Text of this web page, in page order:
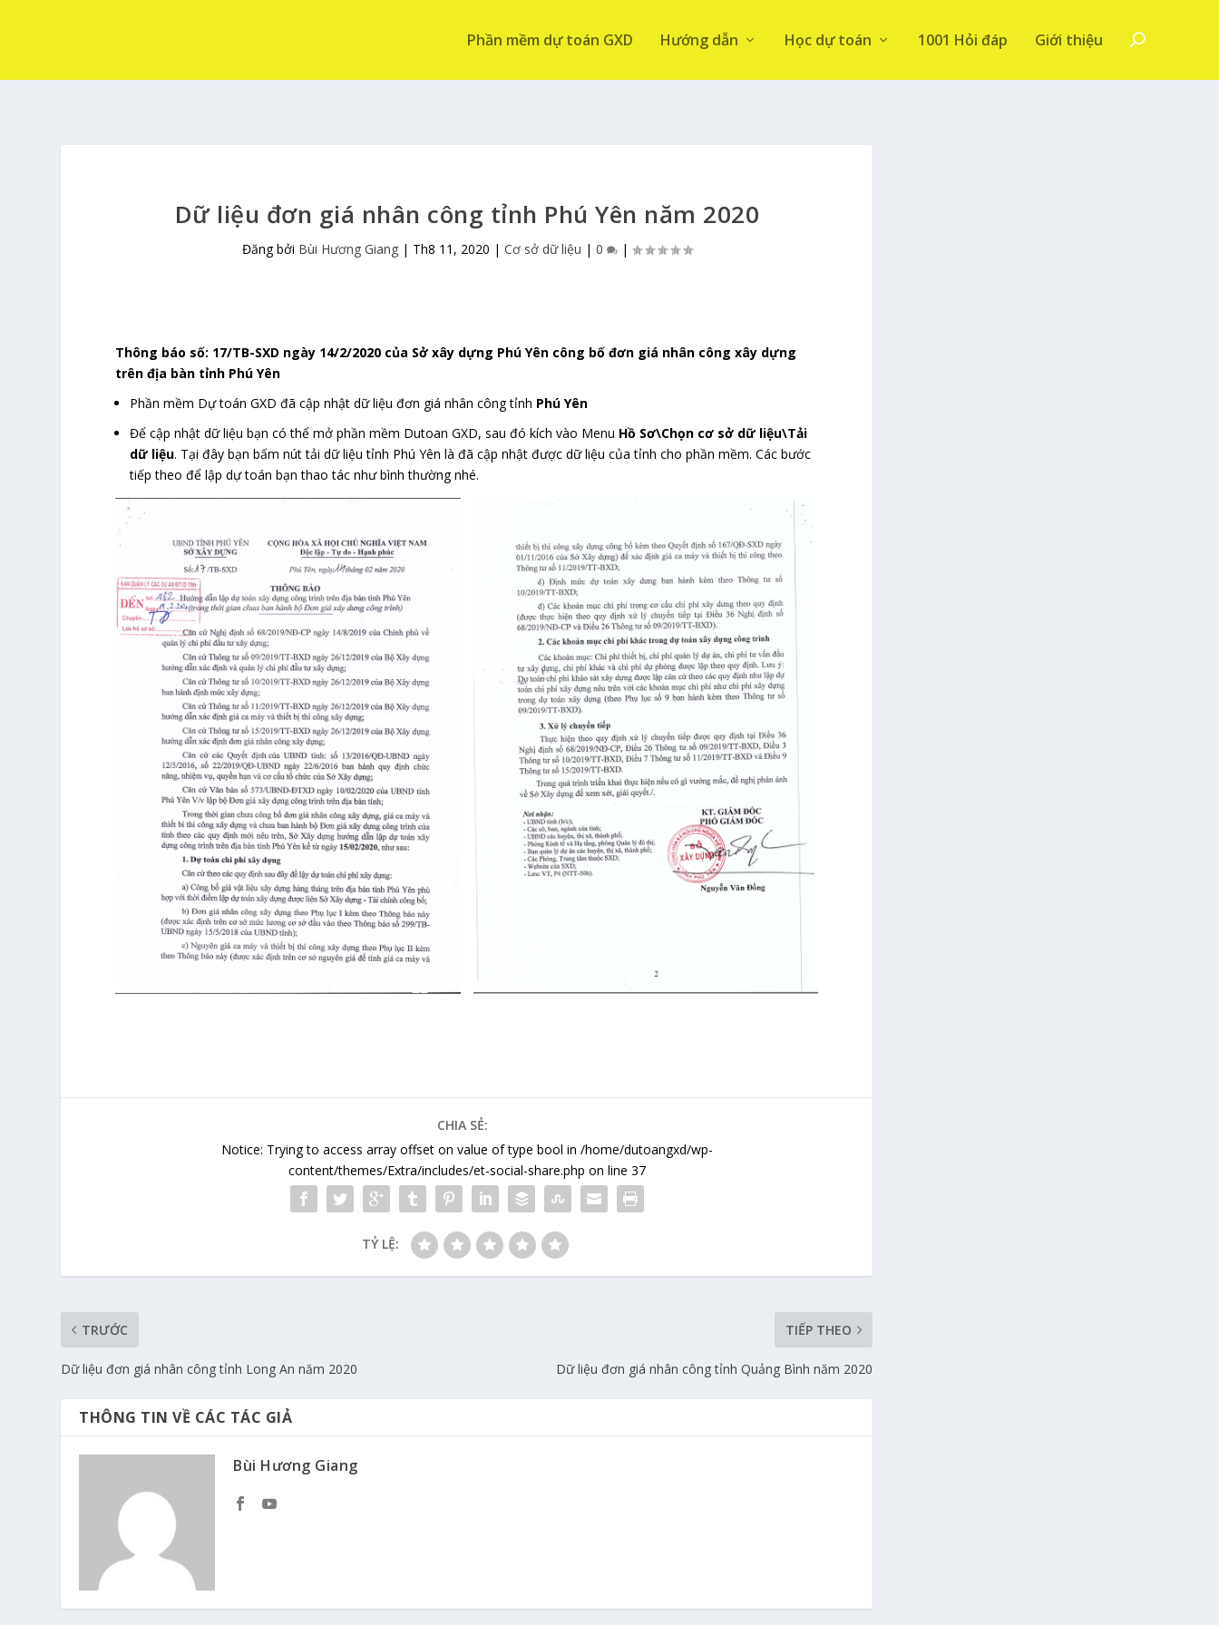
Phần mềm dự toán GXD Hướng dẫn Học dự toán 1001 Hỏi đáp Giới thiệu
Dữ liệu đơn giá nhân công tỉnh Phú Yên năm 2020
Đăng bởi Bùi Hương Giang| Th8 11, 2020 | Cơ sở dữ liệu | 0 |
Thông báo số: 17/TB-SXD ngày 14/2/2020 của Sở xây dựng Phú Yên công bố đơn giá nhân công xây dựng
trên địa bàn tỉnh Phú Yên
Phần mềm Dự toán GXD đã cập nhật dữ liệu đơn giá nhân công tỉnh Phú Yên
Để cập nhật dữ liệu bạn có thể mở phần mềm Dutoan GXD, sau đó kích vào Menu Hồ Sơ\Chọn cơ sở dữ liệu\Tải
dữ liệu. Tại đây bạn bấm nút tải dữ liệu tỉnh Phú Yên là đã cập nhật được dữ liệu của tỉnh cho phần mềm. Các bước
tiếp theo để lập dự toán bạn thao tác như bình thường nhé.
CHIA SẺ:
Notice: Trying to access array offset on value of type bool in /home/dutoangxd/wp-
content/themes/Extra/includes/et-social-share.php on line 37
TỶ LỆ:
TRƯỚC
Dữ liệu đơn giá nhân công tỉnh Long An năm 2020
TIẾP THEO
Dữ liệu đơn giá nhân công tỉnh Quảng Bình năm 2020
THÔNG TIN VỀ CÁC TÁC GIẢ
Bùi Hương Giang